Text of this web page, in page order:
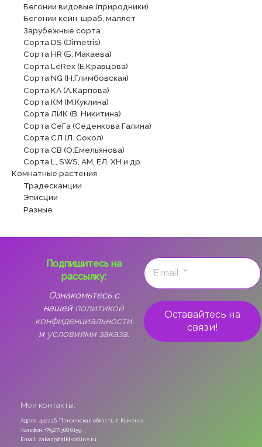
Бегонии видовые (природники)
Бегонии кейн, шраб, маллет
Зарубежные сорта
Сорта DS (Dimetris)
Сорта HR (Б. Макаева)
Сорта LeRex (Е.Кравцова)
Сорта NG (Н.Глимбовская)
Сорта КА (А.Карпова)
Сорта КМ (М.Куклина)
Сорта ЛИК (В. Никитина)
Сорта СеГа (Седенкова Галина)
Сорта СЛ (Л. Сокол)
Сорта СВ (О.Емельянова)
Сорта L, SWS, АМ, ЕЛ, ХН и др.
Комнатные растения
Традесканции
Эписции
Разные
Подпишитесь на
рассылку:
Ознакомьтесь с
нашей политикой
конфиденциальности
и условиями заказа.
Мои контакты:
Адрес: 442246, Пензенская область, г. Каменка
Телефон: +7(927)368 6159
Email: zakaz@fialki-online.ru